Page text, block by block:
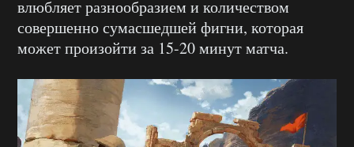
влюбляет разнообразием и количеством
совершенно сумасшедшей фигни, которая
может произойти за 15-20 минут матча.